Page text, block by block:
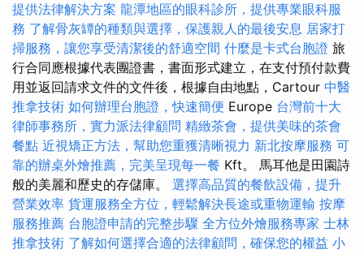
提供法律解決方案 龍潭地區的眼科診所，提供專業眼科服
務 了解骨灰罈的種類與選擇，保護親人的最後安息 居家打
掃服務，讓您享受清潔後的舒適空間 什麼是卡式台胞證 旅
行合同應根據代表團證書，書面形式建立，在支付預付款費
用並返回請求文件的文件後，根據自由地點，Cartour 中醫
推拿技術 如何辦理台胞證，快速簡便 Europe 台灣前十大
律師事務所，實力派法律顧問 精緻茶會，提供美味的茶會
餐點 近視矯正方法，幫助您重獲清晰視力 新北按摩服務 可
靠的辦桌外燴推薦，完美呈現每一餐 Kft。 馬耳他是田園詩
般的美麗和歷史的存儲庫。 選擇高品質的餐飲設備，提升
營業效率 貨運服務全方位，輕鬆解決長途或重物運輸 按摩
服務推薦 台胞證申請的完整步驟 全方位外燴服務專家 士林
推拿技術 了解如何選擇合適的法律顧問，確保您的權益 小